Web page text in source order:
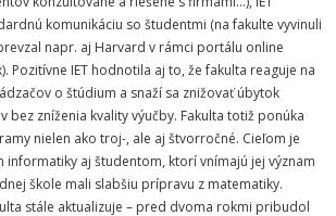
komunikáciu so študentmi (na fakulte vyvinuli
napr. aj Harvard v rámci portálu online
Pozitívne IET hodnotila aj to, že fakulta reaguje na
o štúdium a snaží sa znižovať úbytok
bez zníženia kvality výučby. Fakulta totiž ponúka
nielen ako troj-, ale aj štvorročné. Cieľom je
informatiky aj študentom, ktorí vnímajú jej význam
škole mali slabšiu prípravu z matematiky.
stále aktualizuje – pred dvoma rokmi pribudol